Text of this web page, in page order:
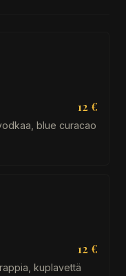
12 €
blue curacao
12 €
kuplavettä